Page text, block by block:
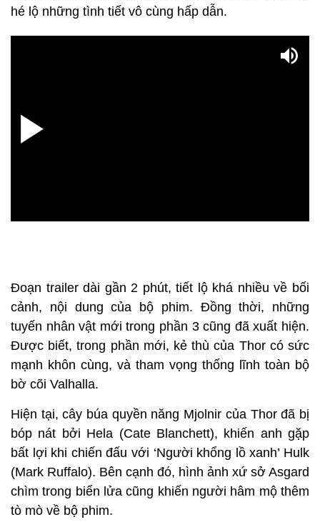
hé lộ những tình tiết vô cùng hấp dẫn.
Đoạn trailer dài gần 2 phút, tiết lộ khá nhiều về bối
cảnh, nội dung của bộ phim. Đồng thời, những
tuyến nhân vật mới trong phần 3 cũng đã xuất hiện.
Được biết, trong phần mới, kẻ thù của Thor có sức
mạnh khôn cùng, và tham vọng thống lĩnh toàn bộ
bờ cõi Valhalla.
Hiện tại, cây búa quyền năng Mjolnir của Thor đã bị
bóp nát bởi Hela (Cate Blanchett), khiến anh gặp
bất lợi khi chiến đấu với ‘Người khổng lồ xanh’ Hulk
(Mark Ruffalo). Bên cạnh đó, hình ảnh xứ sở Asgard
chìm trong biển lửa cũng khiến người hâm mộ thêm
tò mò về bộ phim.